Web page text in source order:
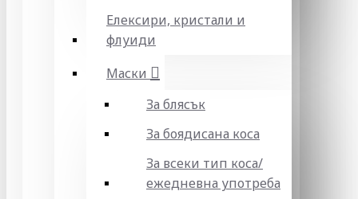
Елексири, кристали и
флуиди
Маски
За блясък
За боядисана коса
За всеки тип коса/
ежедневна употреба